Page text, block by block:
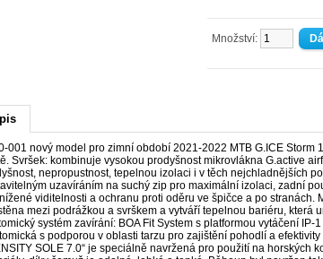
Množství:
001 nový model pro zimní období 2021-2022 MTB G.ICE
Svršek: kombinuje vysokou prodyšnost mikrovlákna G.active
nepropustnost, tepelnou izolaci i v těch nejchladnějších
uzavíráním na suchý zip pro maximální izolaci, zadní
viditelnosti a ochranu proti oděru ve špičce a po
mezi podrážkou a svrškem a vytváří tepelnou bariéru, která
systém zavírání: BOA Fit System s platformou vytáčení
s podporou v oblasti tarzu pro zajištění pohodlí a
SOLE 7.0“ je speciálně navržená pro použití na horských